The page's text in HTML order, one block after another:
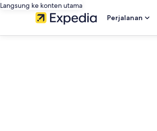
Langsung ke konten utama
Perjalanan